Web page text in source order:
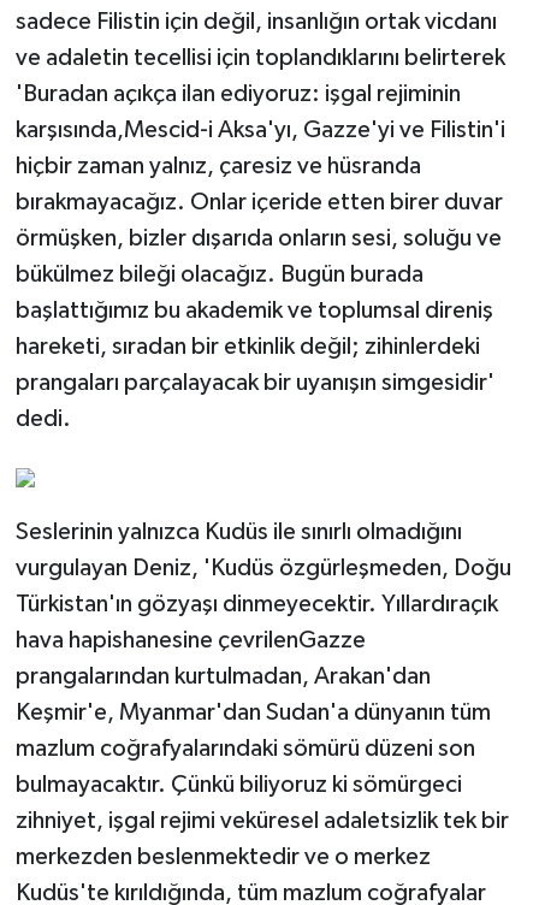
sadece Filistin için değil, insanlığın ortak vicdanı
ve adaletin tecellisi için toplandıklarını belirterek
'Buradan açıkça ilan ediyoruz: işgal rejiminin
karşısında,Mescid-i Aksa'yı, Gazze'yi ve Filistin'i
hiçbir zaman yalnız, çaresiz ve hüsranda
bırakmayacağız. Onlar içeride etten birer duvar
örmüşken, bizler dışarıda onların sesi, soluğu ve
bükülmez bileği olacağız. Bugün burada
başlattığımız bu akademik ve toplumsal direniş
hareketi, sıradan bir etkinlik değil; zihinlerdeki
prangaları parçalayacak bir uyanışın simgesidir'
dedi.
Seslerinin yalnızca Kudüs ile sınırlı olmadığını
vurgulayan Deniz, 'Kudüs özgürleşmeden, Doğu
Türkistan'ın gözyaşı dinmeyecektir. Yıllardıraçık
hava hapishanesine çevrilenGazze
prangalarından kurtulmadan, Arakan'dan
Keşmir'e, Myanmar'dan Sudan'a dünyanın tüm
mazlum coğrafyalarındaki sömürü düzeni son
bulmayacaktır. Çünkü biliyoruz ki sömürgeci
zihniyet, işgal rejimi veküresel adaletsizlik tek bir
merkezden beslenmektedir ve o merkez
Kudüs'te kırıldığında, tüm mazlum coğrafyalar